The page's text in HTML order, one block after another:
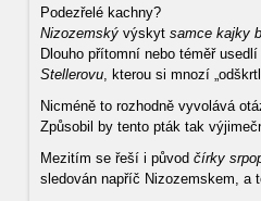
Podezřelé kachny?
Nizozemský výskyt samce kajky
Dlouho přítomní nebo téměř
Stellerovu, kterou si mnozí
Nicméně to rozhodně vyvolává
Způsobil by tento pták tak
Mezitím se řeší i původ čírky
sledován napříč Nizozemskem, a